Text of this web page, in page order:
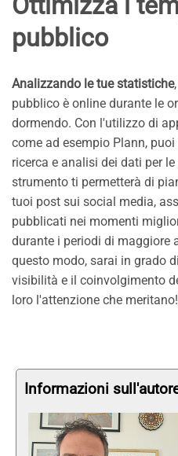
pubblico
Analizzando le tue statistiche
pubblico è online durante le
dormendo. Con l'utilizzo di
come ad esempio Plann,
ricerca e analisi dei dati per
strumento ti permetterà di
tuoi post sui social media,
pubblicati nei momenti
durante i periodi di maggiore
questo modo, sarai in grado
visibilità e il coinvolgimento
loro l'attenzione che meritano!
Informazioni